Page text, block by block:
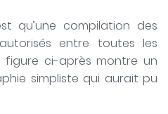
qu’une compilation des
entre toutes les
figure ci-après montre un
simpliste qui aurait pu